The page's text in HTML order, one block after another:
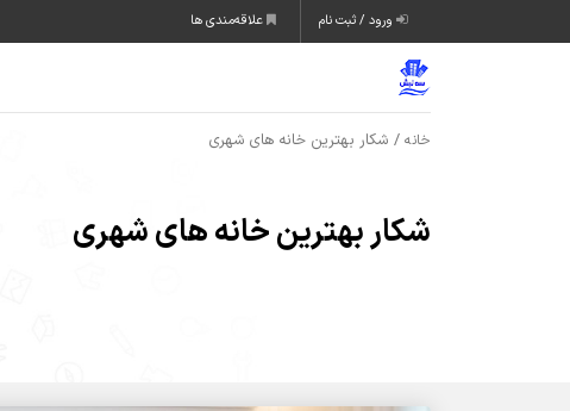
ورود / ثبت نام علاقه‌مندی ها
خانه / شکار بهترین خانه های شهری
شکار بهترین خانه های شهری